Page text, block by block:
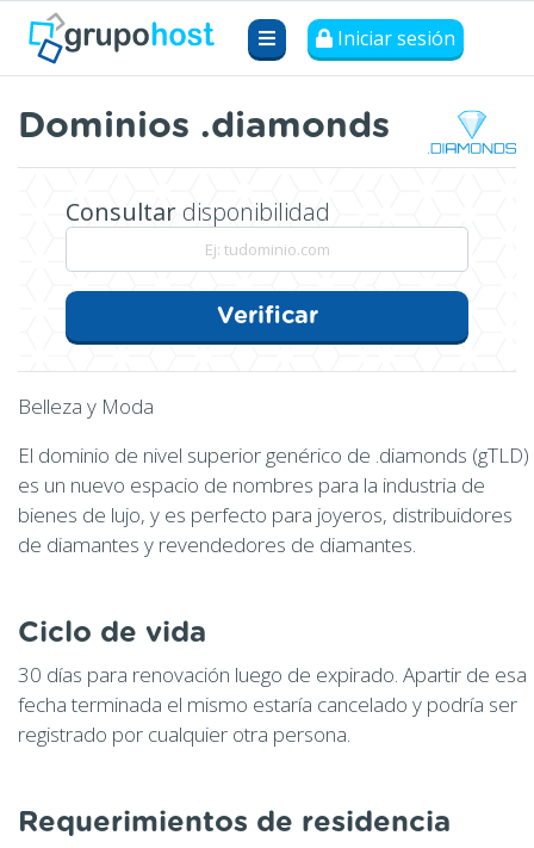
Iniciar sesión
Dominios .diamonds
Consultardisponibilidad
Verificar
Belleza y Moda
El dominio de nivel superior genérico de .diamonds (gTLD)
es un nuevo espacio de nombres para la industria de
bienes de lujo, y es perfecto para joyeros, distribuidores
de diamantes y revendedores de diamantes.
Ciclo de vida
30 días para renovación luego de expirado. Apartir de esa
fecha terminada el mismo estaría cancelado y podría ser
registrado por cualquier otra persona.
Requerimientos de residencia